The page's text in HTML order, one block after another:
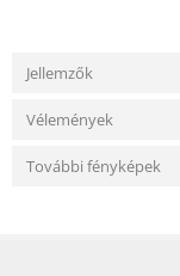
Jellemzők
Vélemények
További fényképek